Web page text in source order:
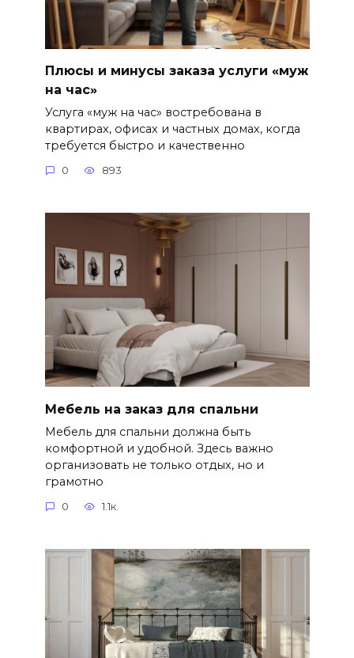
Плюсы и минусы заказа услуги «муж
на час»
Услуга «муж на час» востребована в
квартирах, офисах и частных домах, когда
требуется быстро и качественно
0 893
Мебель на заказ для спальни
Мебель для спальни должна быть
комфортной и удобной. Здесь важно
организовать не только отдых, но и
грамотно
0 1.1к.